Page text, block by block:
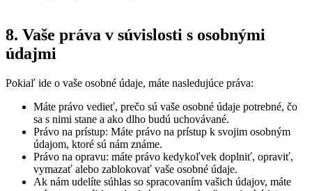
8. Vaše práva v súvislosti s osobnými
údajmi
Pokiaľ ide o vaše osobné údaje, máte nasledujúce práva:
Máte právo vedieť, prečo sú vaše osobné údaje potrebné, čo
sa s nimi stane a ako dlho budú uchovávané.
Právo na prístup: Máte právo na prístup k svojim osobným
údajom, ktoré sú nám známe.
Právo na opravu: máte právo kedykoľvek doplniť, opraviť,
vymazať alebo zablokovať vaše osobné údaje.
Ak nám udelíte súhlas so spracovaním vašich údajov, máte